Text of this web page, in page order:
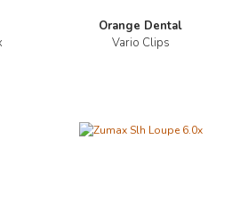
Orange Dental
Vario Clips